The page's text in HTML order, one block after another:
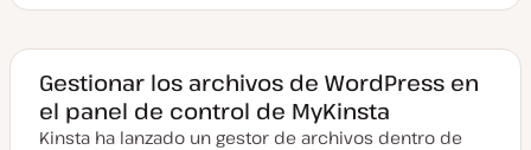
e
h
a
c
t
u
a
Gestionar los archivos de WordPress en
el panel de control de MyKinsta
Kinsta ha lanzado un gestor de archivos dentro de